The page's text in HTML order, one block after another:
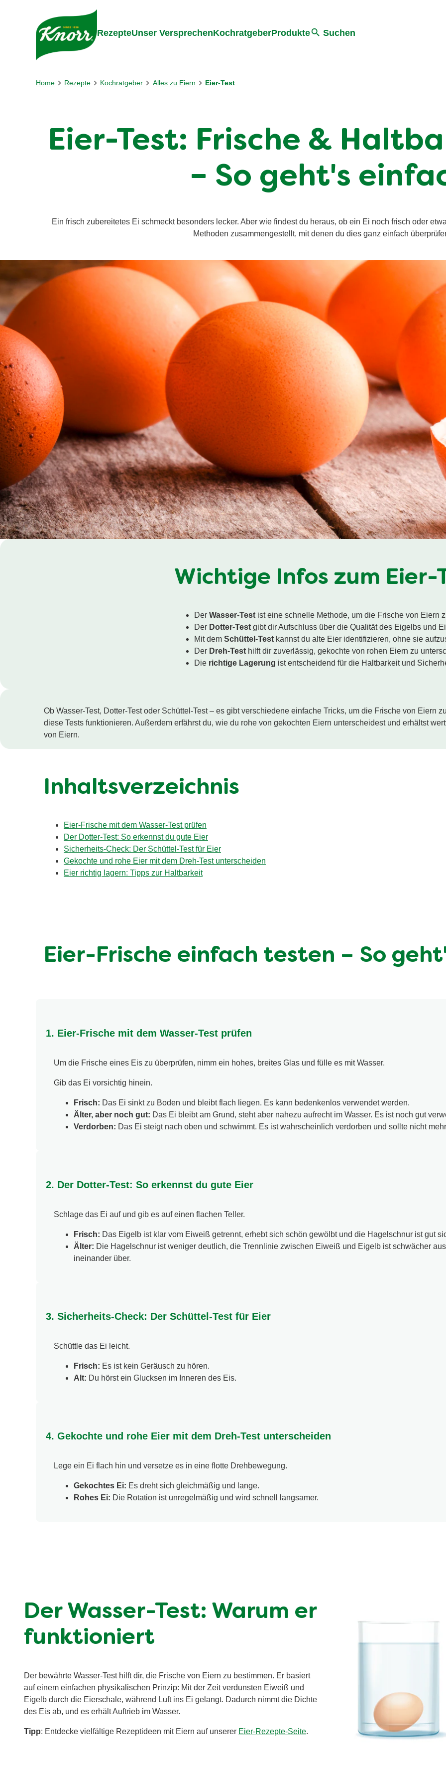
Gehe zu:
RezepteUnser VersprechenKochratgeberProdukte Suchen
Home Rezepte Kochratgeber Alles zu Eiern Eier-Test
Eier-Test: Frische &
– So geht's
Ein frisch zubereitetes Ei schmeckt besonders lecker. Aber wie findest du heraus, ob ein Ei noch frisch oder
Methoden zusammengestellt, mit denen du dies ganz einfach
Wichtige Infos zum Eier-
Der Wasser-Testist eine schnelle Methode, um die Frische von Eiern
Der Dotter-Testgibt dir Aufschluss über die Qualität des Eigelbs und
Mit dem Schüttel-Testkannst du alte Eier identifizieren, ohne sie
Der Dreh-Testhilft dir zuverlässig, gekochte von rohen Eiern zu
Die richtige Lagerung ist entscheidend für die Haltbarkeit und
Ob Wasser-Test, Dotter-Test oder Schüttel-Test – es gibt verschiedene einfache Tricks, um die Frische von Eiern
diese Tests funktionieren. Außerdem erfährst du, wie du rohe von gekochten Eiern unterscheidest und erhältst
von Eiern.
Inhaltsverzeichnis
Eier-Frische mit dem Wasser-Test prüfen
Der Dotter-Test: So erkennst du gute Eier
Sicherheits-Check: Der Schüttel-Test für Eier
Gekochte und rohe Eier mit dem Dreh-Test unterscheiden
Eier richtig lagern: Tipps zur Haltbarkeit
Eier-Frische einfach testen – So
1. Eier-Frische mit dem Wasser-Test prüfen
Um die Frische eines Eis zu überprüfen, nimm ein hohes, breites Glas und fülle es mit Wasser.
Gib das Ei vorsichtig hinein.
Frisch: Das Ei sinkt zu Boden und bleibt flach liegen. Es kann bedenkenlos verwendet werden.
Älter, aber noch gut: Das Ei bleibt am Grund, steht aber nahezu aufrecht im Wasser. Es ist noch gut
Verdorben: Das Ei steigt nach oben und schwimmt. Es ist wahrscheinlich verdorben und sollte nicht
2. Der Dotter-Test: So erkennst du gute Eier
Schlage das Ei auf und gib es auf einen flachen Teller.
Frisch: Das Eigelb ist klar vom Eiweiß getrennt, erhebt sich schön gewölbt und die Hagelschnur ist gut
Älter: Die Hagelschnur ist weniger deutlich, die Trennlinie zwischen Eiweiß und Eigelb ist schwächer
ineinander über.
3. Sicherheits-Check: Der Schüttel-Test für Eier
Schüttle das Ei leicht.
Frisch: Es ist kein Geräusch zu hören.
Alt: Du hörst ein Glucksen im Inneren des Eis.
4. Gekochte und rohe Eier mit dem Dreh-Test unterscheiden
Lege ein Ei flach hin und versetze es in eine flotte Drehbewegung.
Gekochtes Ei: Es dreht sich gleichmäßig und lange.
Rohes Ei: Die Rotation ist unregelmäßig und wird schnell langsamer.
Der Wasser-Test: Warum er
funktioniert
Der bewährte Wasser-Test hilft dir, die Frische von Eiern zu bestimmen. Er basiert
auf einem einfachen physikalischen Prinzip: Mit der Zeit verdunsten Eiweiß und
Eigelb durch die Eierschale, während Luft ins Ei gelangt. Dadurch nimmt die Dichte
des Eis ab, und es erhält Auftrieb im Wasser.
Tipp: Entdecke vielfältige Rezeptideen mit Eiern auf unserer Eier-Rezepte-Seite.